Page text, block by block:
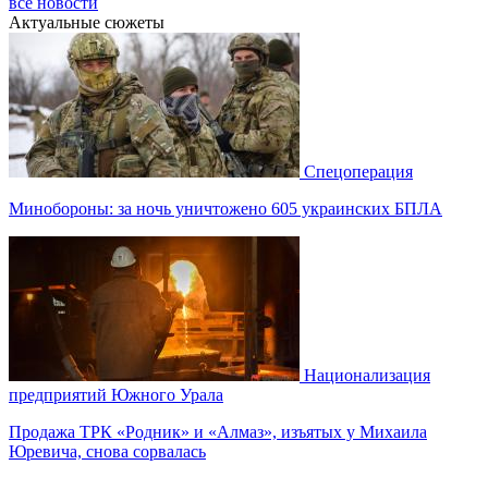
Актуальные сюжеты
Спецоперация
Минобороны: за ночь уничтожено 605 украинских БПЛА
Национализация
предприятий Южного Урала
Продажа ТРК «Родник» и «Алмаз», изъятых у Михаила
Юревича, снова сорвалась